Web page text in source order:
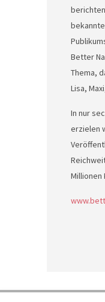
bekannte
Better
Thema,
Lisa,
In nur
erzielen
Millionen